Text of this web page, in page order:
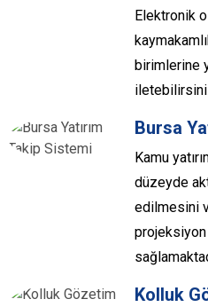
Elektronik
birimlerine
Bursa
Kamu
düzeyde
edilmesini
Kolluk